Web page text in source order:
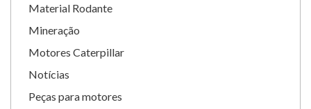
Material Rodante
Mineração
Motores Caterpillar
Notícias
Peças para motores